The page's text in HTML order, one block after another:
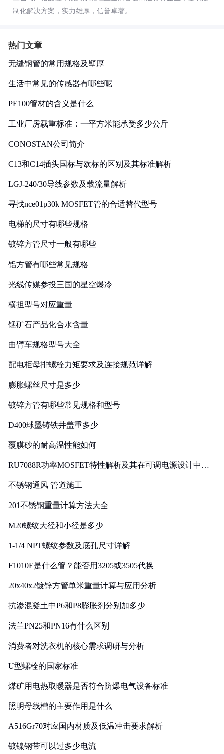
制化解决方案，实力雄厚，信誉卓著。
热门文章
无缝钢管的常用规格及壁厚
生活中常见的传感器有哪些呢
PE100管材的含义是什么
工业厂房载重标准：一平方米能承受多少公斤
CONOSTAN公司简介
C13和C14插头国标与欧标的区别及其标准解析
LGJ-240/30导线参数及载流量解析
寻找nce01p30k MOSFET管的合适替代型号
电梯的尺寸有哪些规格
镀锌方管尺寸一般有哪些
铝方管有哪些常见规格
光线传媒参投三国的星空爆冷
横担型号对应重量
锰矿石产品化合水含量
曲臂车规格型号大全
配电柜母排螺栓力矩要求及连接规范详解
膨胀螺丝尺寸是多少
镀锌方管有哪些常见规格和型号
D400球墨铸铁井盖重多少
覆膜砂的耐高温性能如何
RU7088R功率MOSFET特性解析及其在可调电源设计中的
不锈钢通风 管道施工
201不锈钢重量计算方法大全
M20螺纹大径和小径是多少
1-1/4 NPT螺纹参数及底孔尺寸详解
F1010E是什么管？能否用3205或3505代换
20x40x2镀锌方管单米重量计算与应用分析
抗渗混凝土中P6和P8膨胀剂分别加多少
法兰PN25和PN16有什么区别
消费者对洗衣机的核心需求调研与分析
U型螺栓的国家标准
煤矿用电热取暖器是否符合防爆电气设备标准
照明母线槽的主要作用是什么
A516Gr70对应国内材质及低温冲击要求解析
镀镍钢带可以过多少电流